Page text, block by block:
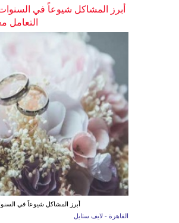
أبرز المشاكل شيوعاً في
التعامل
أبرز المشاكل شيوعاً في
القاهرة - لايف ستايل